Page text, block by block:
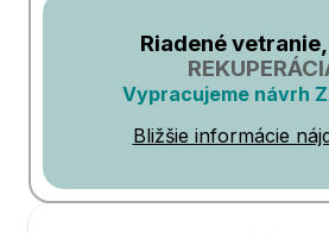
Riadené
Vypracujeme návrh
Bližšie informácie